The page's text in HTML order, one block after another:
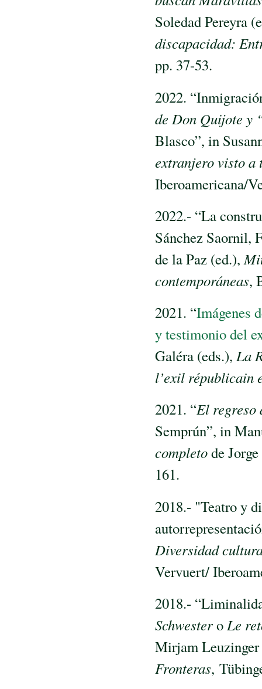
Soledad Pereyra
discapacidad:
pp. 37-53.
2022.
de Don Quijote y
Blasco”, in
extranjero visto a
Iberoamericana/
2022.- “La
Sánchez Saornil,
de la Paz (ed.),
contemporáneas,
2021. “Imágenes
y testimonio del
Galéra (eds.), La
l’exil républicain
2021. “El regreso
Semprún”, in
completode
161.
2018.- "Teatro y
Diversidad
Vervuert/
2018.-
SchwesteroLe
Mirjam
Fronteras,